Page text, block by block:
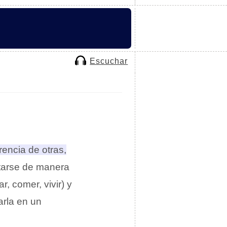
Escuchar
de otras,
de manera
comer, vivir) y
en un